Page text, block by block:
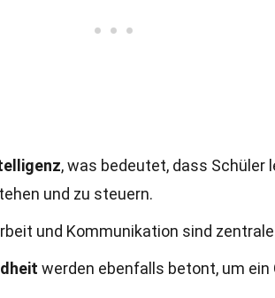
, was bedeutet, dass Schüler
und zu steuern.
und Kommunikation sind
werden ebenfalls betont, um